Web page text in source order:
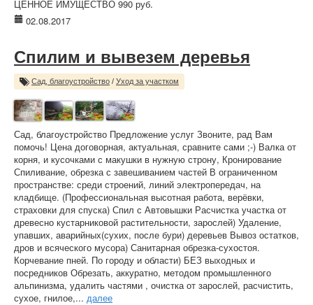
ЦЕННОЕ ИМУЩЕСТВО 990 руб.
02.08.2017
Спилим и вывезем деревья
Сад, благоустройство / Уход за участком
Сад, благоустройство Предложение услуг Звоните, рад Вам
помочь! Цена договорная, актуальная, сравните сами ;-) Валка от
корня, и кусочками с макушки в нужную строну, Кронирование
Спиливание, обрезка с завешиванием частей В ограниченном
пространстве: среди строений, линий электропередач, на
кладбище. (Профессиональная высотная работа, верёвки,
страховки для спуска) Спил с Автовышки Расчистка участка от
древесно кустарниковой растительности, зарослей) Удаление,
упавших, аварийных(сухих, после бури) деревьев Вывоз остатков,
дров и всяческого мусора) Санитарная обрезка-сухостоя.
Корчевание пней. По городу и области) БЕЗ выходных и
посредников Обрезать, аккуратно, методом промышленного
альпинизма, удалить частями , очистка от зарослей, расчистить,
сухое, гнилое,... далее